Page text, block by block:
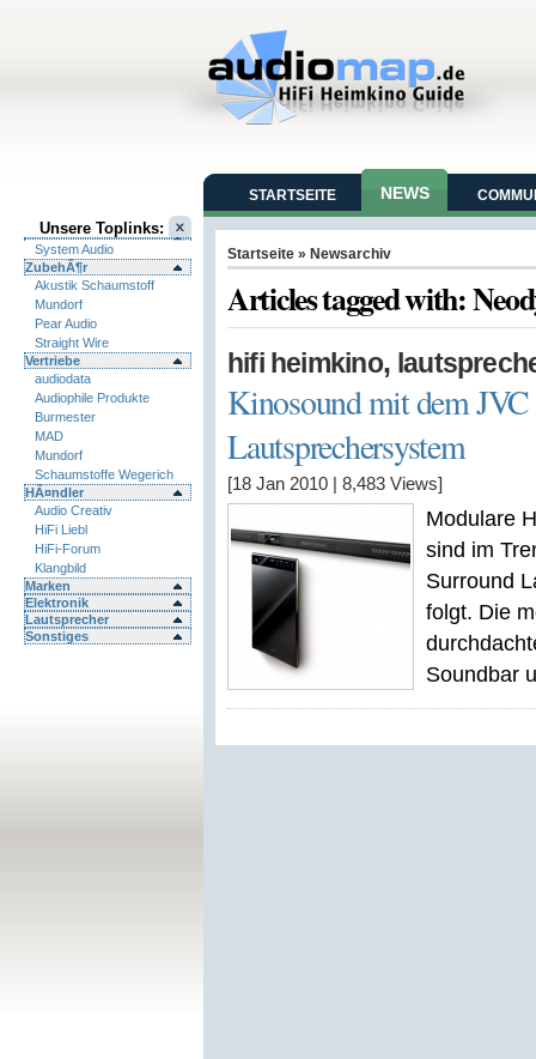
Unsere Toplinks:
System Audio
ZubehÃ¶r
Akustik Schaumstoff
Mundorf
Pear Audio
Straight Wire
Vertriebe
audiodata
Audiophile Produkte
Burmester
MAD
Mundorf
Schaumstoffe Wegerich
HÃ¤ndler
Audio Creativ
HiFi Liebl
HiFi-Forum
Klangbild
Marken
Elektronik
Lautsprecher
Sonstiges
STARTSEITE NEWS
Startseite » Newsarchiv
Articles tagged with:
hifi heimkino,
Kinosound mit dem
Lautsprechersystem
[18 Jan 2010 8,483 Views]
Modulare
sind im
Surround
folgt. Die
Soundbar